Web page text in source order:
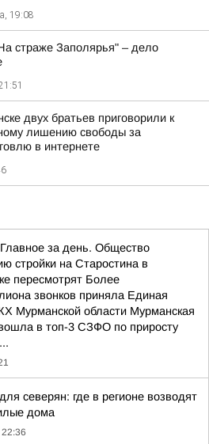
19:08
страже Заполярья" – дело
двух братьев приговорили к
лишению свободы за
в интернете
за день. Общество
стройки на Старостина в
пересмотрят Более
звонков приняла Единая
Мурманской области Мурманская
в топ-3 СЗФО по приросту
северян: где в регионе возводят
дома